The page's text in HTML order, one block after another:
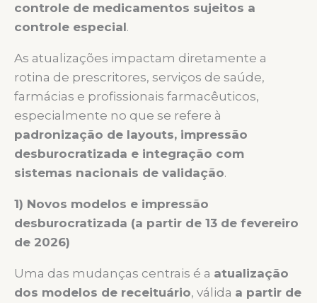
controle de medicamentos sujeitos a
controle especial.
As atualizações impactam diretamente a
rotina de prescritores, serviços de saúde,
farmácias e profissionais farmacêuticos,
especialmente no que se refere à
padronização de layouts, impressão
desburocratizada e integração com
sistemas nacionais de validação.
1) Novos modelos e impressão
desburocratizada (a partir de 13 de fevereiro
de 2026)
Uma das mudanças centrais é a atualização
dos modelos de receituário, válida a partir de